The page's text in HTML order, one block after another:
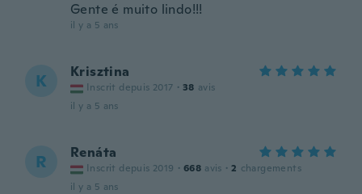
Gente é muito lindo!!!
il y a 5 ans
K Krisztina
Inscrit depuis 2017 · 38 avis
il y a 5 ans
R Renáta
Inscrit depuis 2019 · 668 avis · 2 chargements
il y a 5 ans